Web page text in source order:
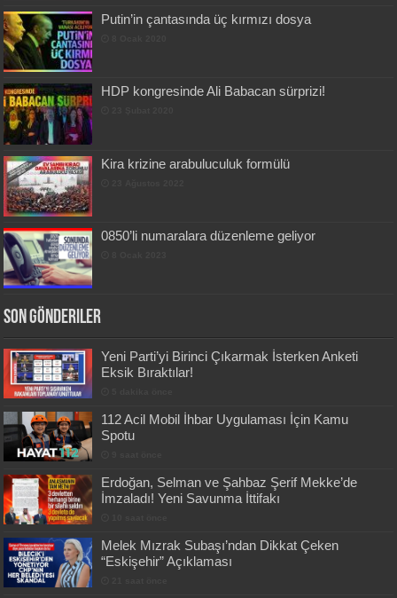
Putin’in çantasında üç kırmızı dosya
HDP kongresinde Ali Babacan sürprizi!
Kira krizine arabuluculuk formülü
0850’li numaralara düzenleme geliyor
Son Gönderiler
Yeni Parti’yi Birinci Çıkarmak İsterken Anketi
Eksik Bıraktılar!
112 Acil Mobil İhbar Uygulaması İçin Kamu
Spotu
Erdoğan, Selman ve Şahbaz Şerif Mekke’de
İmzaladı! Yeni Savunma İttifakı
Melek Mızrak Subaşı’ndan Dikkat Çeken
“Eskişehir” Açıklaması